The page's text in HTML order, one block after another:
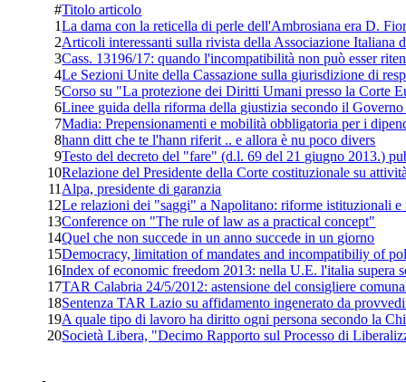
#Titolo articolo
1La dama con la reticella di perle dell'Ambrosiana era D.
2Articoli interessanti sulla rivista della Associazione Italiana
3Cass. 13196/17: quando l'incompatibilità non può esser
4Le Sezioni Unite della Cassazione sulla giurisdizione di
5Corso su "La protezione dei Diritti Umani presso la Corte
6Linee guida della riforma della giustizia secondo il
7Madia: Prepensionamenti e mobilità obbligatoria per i
8hann ditt che te l'hann riferit .. e allora è nu poco divers
9Testo del decreto del "fare" (d.l. 69 del 21 giugno 2013.)
10Relazione del Presidente della Corte costituzionale su
11 Alpa, presidente di garanzia
12Le relazioni dei "saggi" a Napolitano: riforme istituzionali e
13Conference on "The rule of law as a practical concept"
14Quel che non succede in un anno succede in un giorno
15Democracy, limitation of mandates and incompatibiliy of
16Index of economic freedom 2013: nella U.E. l'italia supera
17TAR Calabria 24/5/2012: astensione del consigliere
18Sentenza TAR Lazio su affidamento ingenerato da
19A quale tipo di lavoro ha diritto ogni persona secondo la
20Società Libera, "Decimo Rapporto sul Processo di